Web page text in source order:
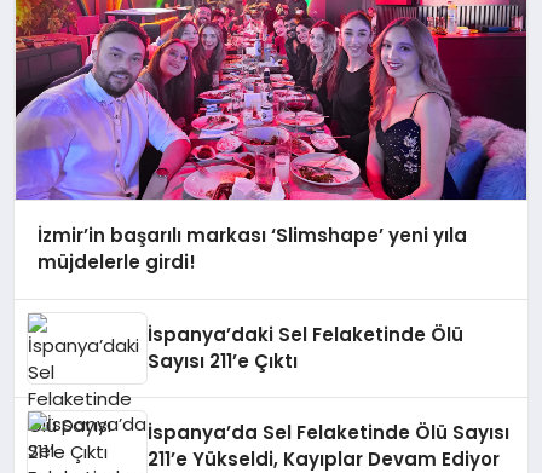
İzmir’in başarılı markası ‘Slimshape’ yeni yıla
müjdelerle girdi!
İspanya’daki Sel Felaketinde Ölü
Sayısı 211’e Çıktı
İspanya’da Sel Felaketinde Ölü Sayısı
211’e Yükseldi, Kayıplar Devam Ediyor